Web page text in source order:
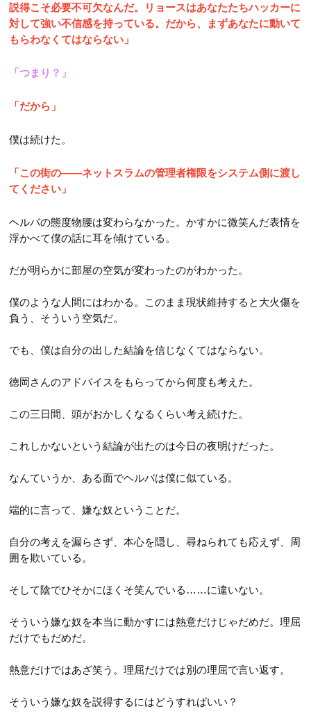
説得こそ必要不可欠なんだ。リョースはあなたたちハッカーに
対して強い不信感を持っている。だから、まずあなたに動いて
もらわなくてはならない」
「つまり？」
「だから」
僕は続けた。
「この街の――ネットスラムの管理者権限をシステム側に渡し
てください」
ヘルバの態度物腰は変わらなかった。かすかに微笑んだ表情を
浮かべて僕の話に耳を傾けている。
だが明らかに部屋の空気が変わったのがわかった。
僕のような人間にはわかる。このまま現状維持すると大火傷を
負う、そういう空気だ。
でも、僕は自分の出した結論を信じなくてはならない。
徳岡さんのアドバイスをもらってから何度も考えた。
この三日間、頭がおかしくなるくらい考え続けた。
これしかないという結論が出たのは今日の夜明けだった。
なんていうか、ある面でヘルバは僕に似ている。
端的に言って、嫌な奴ということだ。
自分の考えを漏らさず、本心を隠し、尋ねられても応えず、周
囲を欺いている。
そして陰でひそかにほくそ笑んでいる……に違いない。
そういう嫌な奴を本当に動かすには熱意だけじゃだめだ。理屈
だけでもだめだ。
熱意だけではあざ笑う。理屈だけでは別の理屈で言い返す。
そういう嫌な奴を説得するにはどうすればいい？